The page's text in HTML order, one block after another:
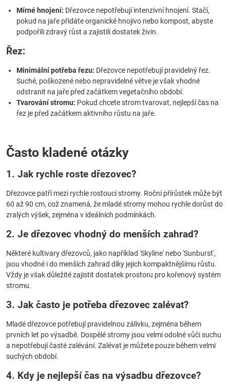
Mírné hnojení: Dřezovce nepotřebují intenzivní hnojení. Stačí,
pokud na jaře přidáte organické hnojivo nebo kompost, abyste
podpořili zdravý růst a zajistili dostatek živin.
Řez:
Minimální potřeba řezu: Dřezovce nepotřebují pravidelný řez.
Suché, poškozené nebo nepravidelné větve je však vhodné
odstranit na jaře před začátkem vegetačního období.
Tvarování stromu: Pokud chcete strom tvarovat, nejlepší čas na
řez je před začátkem aktivního růstu na jaře.
Často kladené otázky
1. Jak rychle roste dřezovec?
Dřezovce patří mezi rychle rostoucí stromy. Roční přírůstek může být
60 až 90 cm, což znamená, že mladé stromy mohou rychle dorůst do
zralých výšek, zejména v ideálních podmínkách.
2. Je dřezovec vhodný do menších zahrad?
Některé kultivary dřezovců, jako například 'Skyline' nebo 'Sunburst',
jsou vhodné i do menších zahrad díky jejich kompaktnějšímu růstu.
Vždy je však důležité zajistit dostatek prostoru pro kořenový systém
stromu.
3. Jak často je potřeba dřezovec zalévat?
Mladé dřezovce potřebují pravidelnou zálivku, zejména během
prvních let po výsadbě. Dospělé stromy jsou velmi odolné vůči suchu
a nepotřebují časté zalévání. Zalévat je můžete pouze během velmi
suchých období.
4. Kdy je nejlepší čas na výsadbu dřezovce?